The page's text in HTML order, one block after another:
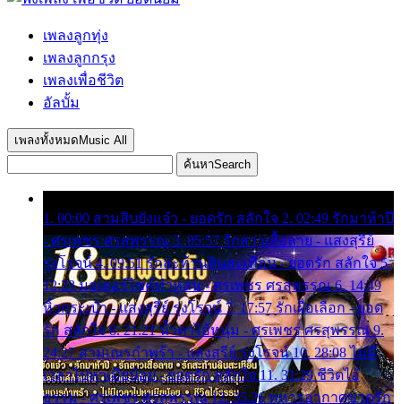
เพลงลูกทุ่ง
เพลงลูกกรุง
เพลงเพื่อชีวิต
อัลบั้ม
เพลงทั้งหมด Music All
ค้นหาSearch
1. 00:00 สามสิบยังแจ๋ว - ยอดรัก สลักใจ 2. 02:49 รักมาห้าปี
- ศรเพชร ศรสุพรรณ 3. 05:57 รักสาวเสื้อลาย - แสงสุรีย์
รุ่งโรจน์ 4. 09:51 รักสะท้านดินสะเทือน - ยอดรัก สลักใจ 5.
12:23 มอเตอร์ไซค์ทำหล่น - ศรเพชร ศรสุพรรณ 6. 14:49
หิ้วกระเป๋า - แสงสุรีย์ รุ่งโรจน์ 7. 17:57 รักเผื่อเลือก - ยอด
รัก สลักใจ 8. 21:21 น้ำตาไอ้หนุ่ม - ศรเพชร ศรสุพรรณ 9.
24:27 สามเณรกำพร้า - แสงสุรีย์ รุ่งโรจน์ 10. 28:08 ไม่มี
เวลาไปหาเมียน้อย - ยอดรัก สลักใจ 11. 31:29 ชีวิตไอ้
ธรรม - ศรเพชร ศรสุพรรณ 12. 35:26 ทหารอากาศขาดรัก